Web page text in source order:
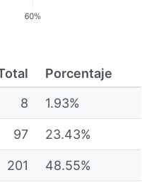
Porcentaje
8 1.93%
97 23.43%
201 48.55%